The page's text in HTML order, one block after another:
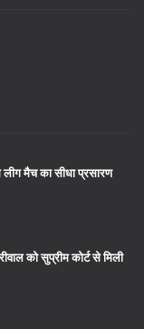
लीग मैच का सीधा प्रसारण
को सुप्रीम कोर्ट से मिली